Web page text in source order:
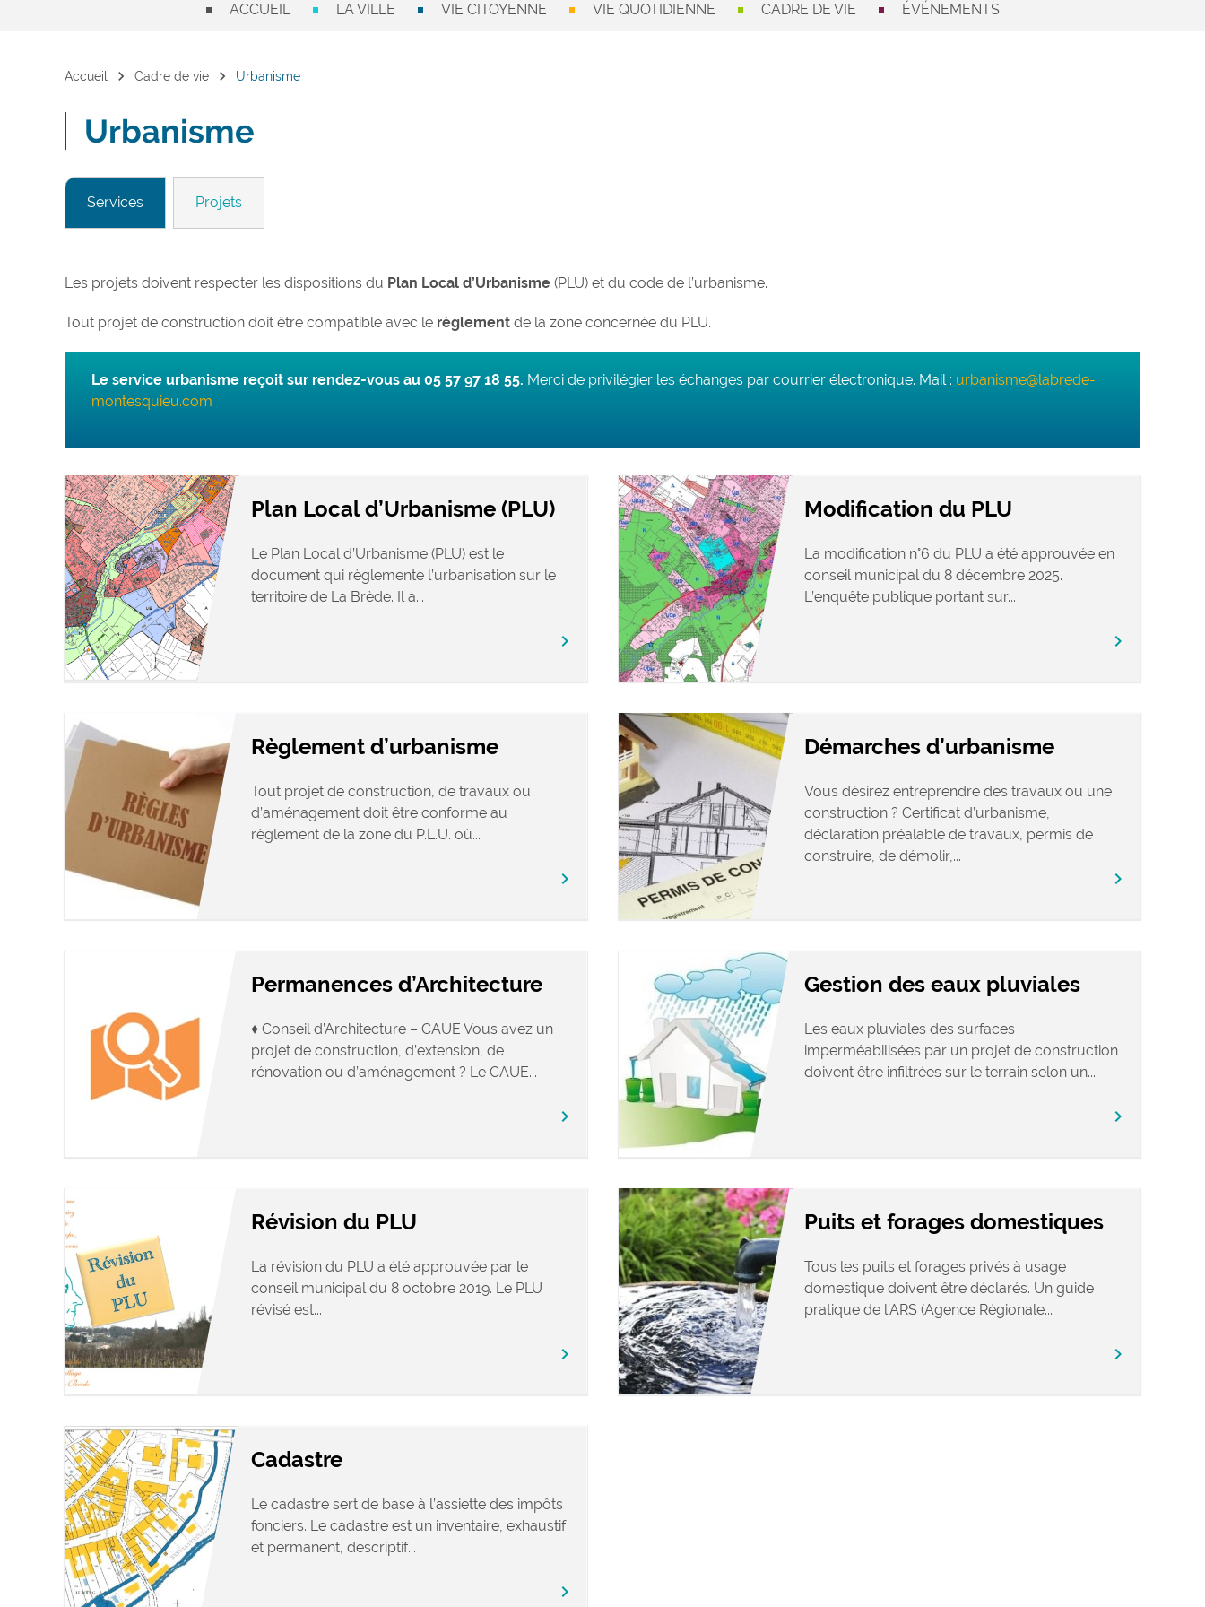
ACCUEIL LA VILLE VIE CITOYENNE VIE QUOTIDIENNE CADRE DE VIE ÉVÉNEMENTS
Accueil chevron_right Cadre de vie chevron_right Urbanisme
Urbanisme
Services Projets
Les projets doivent respecter les dispositions du Plan Local d’Urbanisme (PLU) et du code de l’urbanisme.
Tout projet de construction doit être compatible avec le règlement de la zone concernée du PLU.
Le service urbanisme reçoit sur rendez-vous au 05 57 97 18 55. Merci de privilégier les échanges par courrier électronique. Mail : urbanisme@labrede-
montesquieu.com
Plan Local d’Urbanisme (PLU)
Le Plan Local d’Urbanisme (PLU) est le
document qui règlemente l’urbanisation sur le
territoire de La Brède. Il a...
chevron_right
Modification du PLU
La modification n°6 du PLU a été approuvée en
conseil municipal du 8 décembre 2025.
L’enquête publique portant sur...
chevron_right
Règlement d’urbanisme
Tout projet de construction, de travaux ou
d’aménagement doit être conforme au
règlement de la zone du P.L.U. où...
chevron_right
Démarches d’urbanisme
Vous désirez entreprendre des travaux ou une
construction ? Certificat d’urbanisme,
déclaration préalable de travaux, permis de
construire, de démolir,...
chevron_right
Permanences d’Architecture
♦ Conseil d’Architecture – CAUE Vous avez un
projet de construction, d’extension, de
rénovation ou d’aménagement ? Le CAUE...
chevron_right
Gestion des eaux pluviales
Les eaux pluviales des surfaces
imperméabilisées par un projet de construction
doivent être infiltrées sur le terrain selon un...
chevron_right
Révision du PLU
La révision du PLU a été approuvée par le
conseil municipal du 8 octobre 2019. Le PLU
révisé est...
chevron_right
Puits et forages domestiques
Tous les puits et forages privés à usage
domestique doivent être déclarés. Un guide
pratique de l’ARS (Agence Régionale...
chevron_right
Cadastre
Le cadastre sert de base à l’assiette des impôts
fonciers. Le cadastre est un inventaire, exhaustif
et permanent, descriptif...
chevron_right